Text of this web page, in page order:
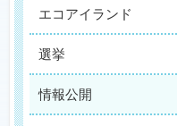
エコアイランド
選挙
情報公開